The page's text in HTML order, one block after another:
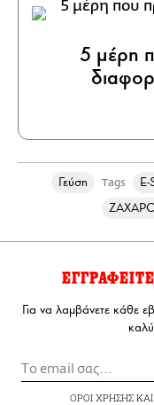
5 μέρη
Γεύση Tags
Για να λαμβάνετε κάθε
ΟΡΟΙ ΧΡΗΣΗΣΚΑΙ